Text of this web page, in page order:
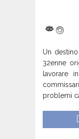
Un
32enne
lavorare
problemi